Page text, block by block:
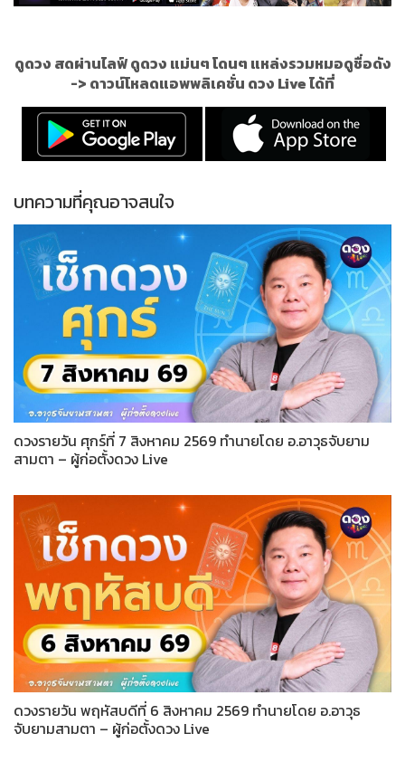
ดูดวง สดผ่านไลฟ์ ดูดวง แม่นๆ โดนๆ แหล่งรวมหมอดูชื่อดัง
-> ดาวน์โหลดแอพพลิเคชั่น ดวง Live ได้ที่
บทความที่คุณอาจสนใจ
ดวงรายวัน ศุกร์ที่ 7 สิงหาคม 2569 ทำนายโดย อ.อาวุธจับยาม
สามตา – ผู้ก่อตั้งดวง Live
ดวงรายวัน พฤหัสบดีที่ 6 สิงหาคม 2569 ทำนายโดย อ.อาวุธ
จับยามสามตา – ผู้ก่อตั้งดวง Live